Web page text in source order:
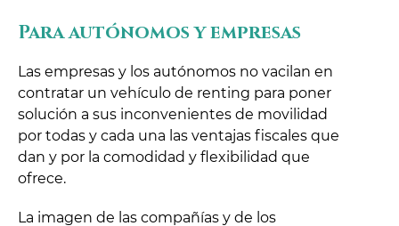
Para autónomos y empresas
Las empresas y los autónomos no vacilan en
contratar un vehículo de renting para poner
solución a sus inconvenientes de movilidad
por todas y cada una las ventajas fiscales que
dan y por la comodidad y flexibilidad que
ofrece.
La imagen de las compañías y de los